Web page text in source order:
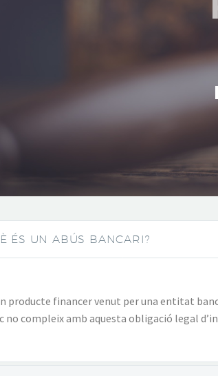
ÉS UN ABÚS BANCARI?
producte financer venut per una entitat
no compleix amb aquesta obligació legal